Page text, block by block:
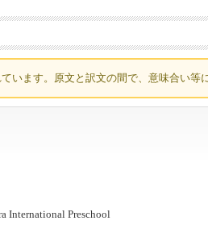
います。原文と訳文の間で、意味合い等